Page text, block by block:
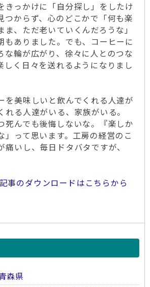
きっかけに「自分探し」をしたけ
つからず、心のどこかで「何も楽
ま、ただ老いていくんだろうな」
もありました。でも、コーヒーに
な輪が広がり、徐々に人とのつな
しく日々を送れるようになりまし
を美味しいと飲んでくれる人達が
れる人達がいる、家族がいる。
死んでも後悔しないな。『楽しか
」って思います。工房の経営のこ
痛いし、毎日ドタバタですが、
事のダウンロードはこちらから
森県